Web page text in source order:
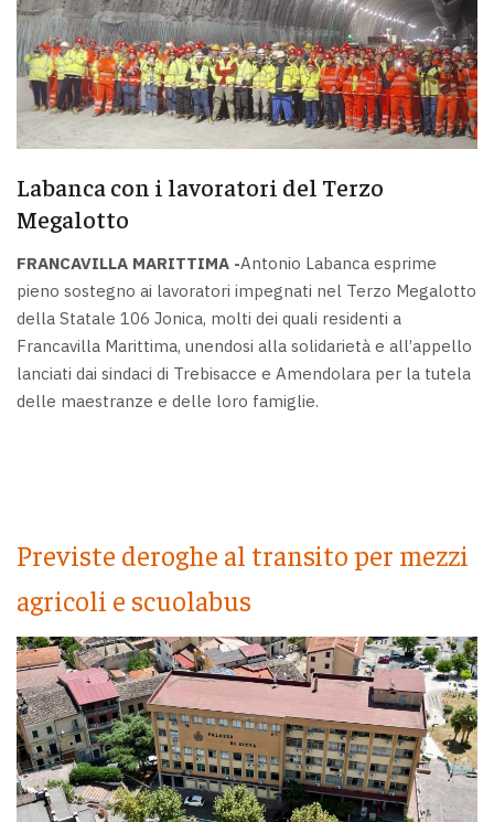
Labanca con i lavoratori del Terzo
Megalotto
FRANCAVILLA MARITTIMA -Antonio Labanca esprime
pieno sostegno ai lavoratori impegnati nel Terzo Megalotto
della Statale 106 Jonica, molti dei quali residenti a
Francavilla Marittima, unendosi alla solidarietà e all’appello
lanciati dai sindaci di Trebisacce e Amendolara per la tutela
delle maestranze e delle loro famiglie.
Previste deroghe al transito per mezzi
agricoli e scuolabus